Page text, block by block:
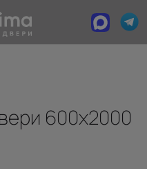
600x2000